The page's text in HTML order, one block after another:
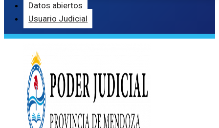
Datos abiertos
Usuario Judicial